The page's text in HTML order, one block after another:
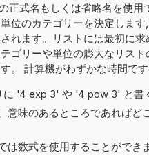
正式名もしくは省略名を使用
位のカテゴリーを決定しま
れます。リストには最初に
ゴリーや単位の膨大なリス
。 計算機がわずかな時間で
'4 exp 3' や '4 pow 3' と書
意味のあるところであればど
は数式を使用することがで